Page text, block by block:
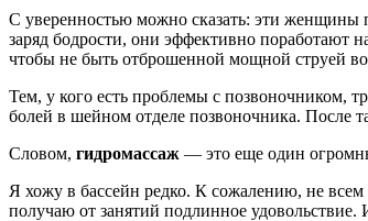
С уверенностью можно сказать: эти женщины
заряд бодрости, они эффективно поработают
чтобы не быть отброшенной мощной струей
Тем, у кого есть проблемы с позвоночником,
болей в шейном отделе позвоночника. После
Словом, гидромассаж — это еще один
Я хожу в бассейн редко. К сожалению, не всем
получаю от занятий подлинное